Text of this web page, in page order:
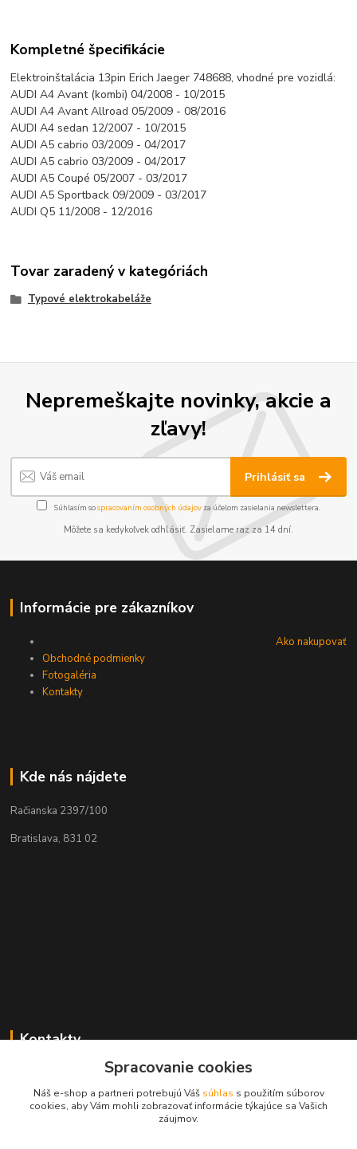
Kompletné špecifikácie
Elektroinštalácia 13pin Erich Jaeger 748688, vhodné pre vozidlá:
AUDI A4 Avant (kombi) 04/2008 - 10/2015
AUDI A4 Avant Allroad 05/2009 - 08/2016
AUDI A4 sedan 12/2007 - 10/2015
AUDI A5 cabrio 03/2009 - 04/2017
AUDI A5 cabrio 03/2009 - 04/2017
AUDI A5 Coupé 05/2007 - 03/2017
AUDI A5 Sportback 09/2009 - 03/2017
AUDI Q5 11/2008 - 12/2016
Tovar zaradený v kategóriách
Typové elektrokabeláže
Nepremeškajte novinky, akcie a
zľavy!
Prihlásiť sa
Súhlasím sospracovaním osobných údajov za účelom zasielania newslettera.
Môžete sa kedykoľvek odhlásiť. Zasielame raz za 14 dní.
Informácie pre zákazníkov
Ako nakupovať
Obchodné podmienky
Fotogaléria
Kontakty
Kde nás nájdete
Račianska 2397/100
Bratislava, 831 02
Kontakty
Zákaznícka podpora MADPARTS
+421 903 566 139
(Po-Pia, 8-17 hod.), (So 8-11 hod.)
Spracovanie cookies
Náš e-shop a partneri potrebujú Váš súhlas s použitím súborov
cookies, aby Vám mohli zobrazovať informácie týkajúce sa Vašich
záujmov.